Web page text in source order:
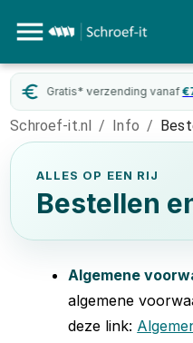
Gratis* verzending vanaf €
Schroef-it.nl / Info /
ALLES OP EEN RIJ
Bestellen
Algemene
algemene
deze link: